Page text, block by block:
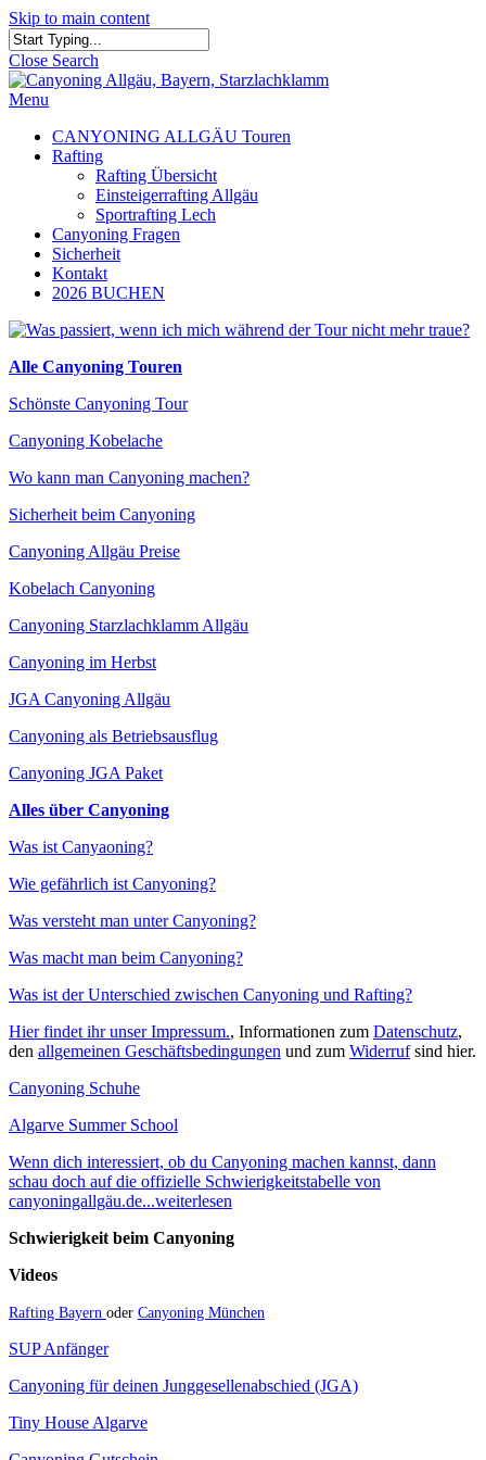
Skip to main content
Close Search
Menu
CANYONING ALLGÄU Touren
Rafting
Rafting Übersicht
Einsteigerrafting Allgäu
Sportrafting Lech
Canyoning Fragen
Sicherheit
Kontakt
2026 BUCHEN
Alle Canyoning Touren
Schönste Canyoning Tour
Canyoning Kobelache
Wo kann man Canyoning machen?
Sicherheit beim Canyoning
Canyoning Allgäu Preise
Kobelach Canyoning
Canyoning Starzlachklamm Allgäu
Canyoning im Herbst
JGA Canyoning Allgäu
Canyoning als Betriebsausflug
Canyoning JGA Paket
Alles über Canyoning
Was ist Canyaoning?
Wie gefährlich ist Canyoning?
Was versteht man unter Canyoning?
Was macht man beim Canyoning?
Was ist der Unterschied zwischen Canyoning und Rafting?
Hier findet ihr unser Impressum., Informationen zum Datenschutz,
den allgemeinen Geschäftsbedingungen und zum Widerrufsind hier.
Canyoning Schuhe
Algarve Summer School
Wenn dich interessiert, ob du Canyoning machen kannst, dann
schau doch auf die offizielle Schwierigkeitstabelle von
canyoningallgäu.de...weiterlesen
Schwierigkeit beim Canyoning
Videos
Rafting Bayern oder Canyoning München
SUP Anfänger
Canyoning für deinen Junggesellenabschied (JGA)
Tiny House Algarve